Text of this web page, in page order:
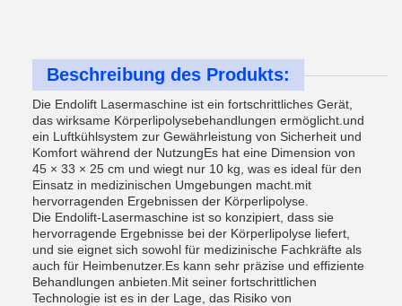
Beschreibung des Produkts:
Die Endolift Lasermaschine ist ein fortschrittliches Gerät,
das wirksame Körperlipolysebehandlungen ermöglicht.und
ein Luftkühlsystem zur Gewährleistung von Sicherheit und
Komfort während der NutzungEs hat eine Dimension von
45 × 33 × 25 cm und wiegt nur 10 kg, was es ideal für den
Einsatz in medizinischen Umgebungen macht.mit
hervorragenden Ergebnissen der Körperlipolyse.
Die Endolift-Lasermaschine ist so konzipiert, dass sie
hervorragende Ergebnisse bei der Körperlipolyse liefert,
und sie eignet sich sowohl für medizinische Fachkräfte als
auch für Heimbenutzer.Es kann sehr präzise und effiziente
Behandlungen anbieten.Mit seiner fortschrittlichen
Technologie ist es in der Lage, das Risiko von